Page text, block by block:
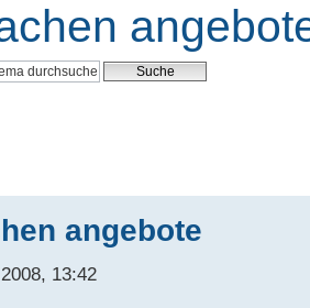
angebote
13:42